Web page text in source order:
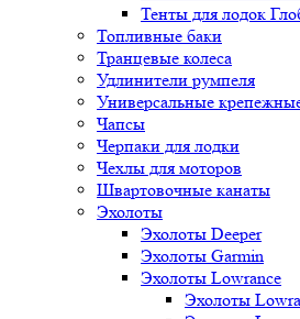
Тенты для лодок
Топливные баки
Транцевые колеса
Удлинители румпеля
Универсальные
Чапсы
Черпаки для лодки
Чехлы для моторов
Швартовочные канаты
Эхолоты
Эхолоты Deeper
Эхолоты Garmin
Эхолоты Lowrance
Эхолоты